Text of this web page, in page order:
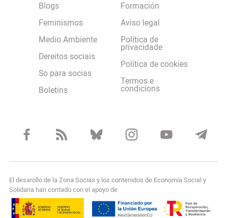
Blogs
Feminismos
Medio Ambiente
Dereitos sociais
So para socias
Boletins
Formación
Aviso legal
Política de
privacidade
Política de cookies
Termos e
condicions
El desarollo de la Zona Socias y los contenidos de Economía Social y
Solidaria han contado con el apoyo de